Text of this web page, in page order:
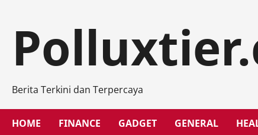
content
Berita Terkini dan Terpercaya
HOME FINANCE GADGET GENERAL